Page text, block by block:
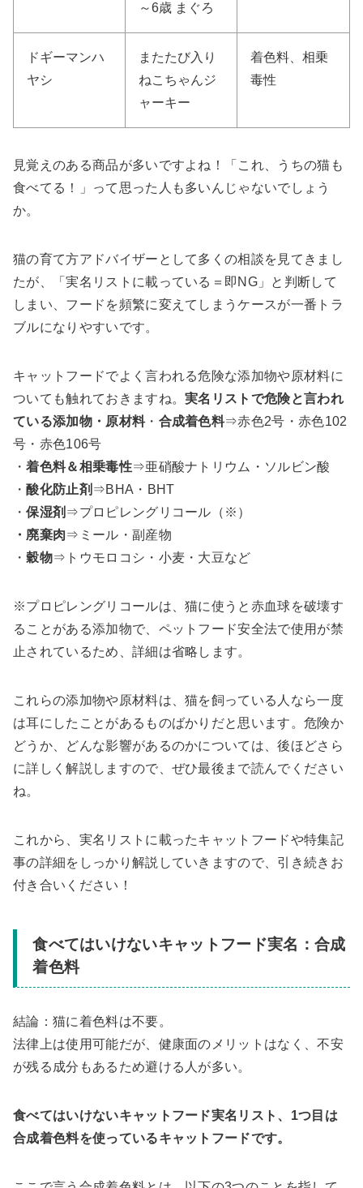
～6歳 まぐろ
ドギーマンハ
ヤシ
またたび入り
ねこちゃんジ
ャーキー
着色料、相乗
毒性
見覚えのある商品が多いですよね！「これ、うちの猫も
食べてる！」って思った人も多いんじゃないでしょう
か。
猫の育て方アドバイザーとして多くの相談を見てきまし
たが、「実名リストに載っている＝即NG」と判断して
しまい、フードを頻繁に変えてしまうケースが一番トラ
ブルになりやすいです。
キャットフードでよく言われる危険な添加物や原材料に
ついても触れておきますね。実名リストで危険と言われ
ている添加物・原材料・ 合成着色料⇒赤色2号・赤色102
号・赤色106号
・着色料＆相乗毒性⇒亜硝酸ナトリウム・ソルビン酸
・酸化防止剤 ⇒BHA・BHT
・保湿剤 ⇒プロピレングリコール（※）
・廃棄肉⇒ミール・副産物
・穀物⇒トウモロコシ・小麦・大豆など
※プロピレングリコールは、猫に使うと赤血球を破壊す
ることがある添加物で、ペットフード安全法で使用が禁
止されているため、詳細は省略します。
これらの添加物や原材料は、猫を飼っている人なら一度
は耳にしたことがあるものばかりだと思います。危険か
どうか、どんな影響があるのかについては、後ほどさら
に詳しく解説しますので、ぜひ最後まで読んでください
ね。
これから、実名リストに載ったキャットフードや特集記
事の詳細をしっかり解説していきますので、引き続きお
付き合いください！
食べてはいけないキャットフード実名：合成
着色料
結論：猫に着色料は不要。
法律上は使用可能だが、健康面のメリットはなく、不安
が残る成分もあるため避ける人が多い。
食べてはいけないキャットフード実名リスト、1つ目は
合成着色料を使っているキャットフードです。